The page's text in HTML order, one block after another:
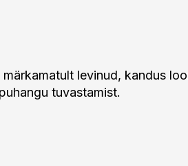
levinud, kandus
tuvastamist.